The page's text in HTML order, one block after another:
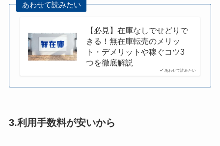
あわせて読みたい
あわせて読みたい
【必見】在庫なしでせどりで
きる！無在庫転売のメリッ
ト・デメリットや稼ぐコツ3
つを徹底解説
3.利用手数料が安いから